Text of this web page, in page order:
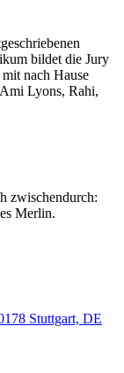
bildet die Jury
nach Hause
Lyons, Rahi,
zwischendurch:
Merlin.
Stuttgart, DE